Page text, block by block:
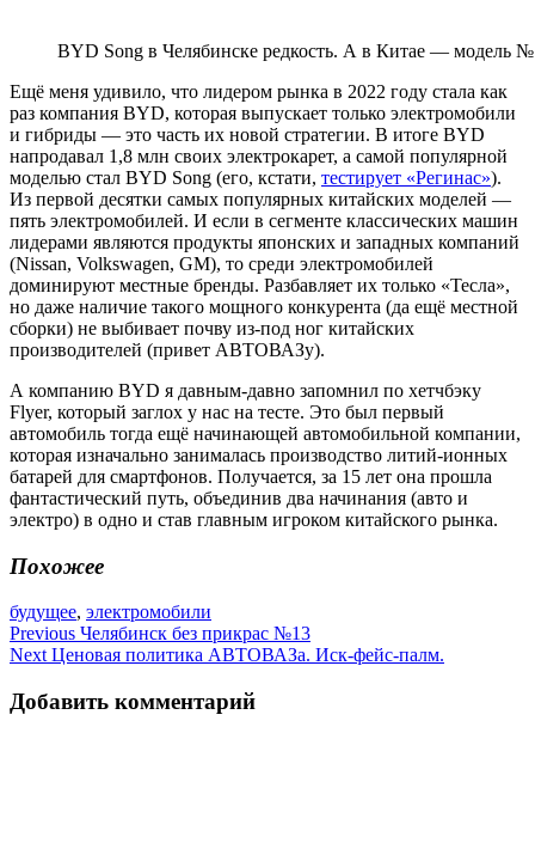
BYD Song в Челябинске редкость. А в Китае — модель
Ещё меня удивило, что лидером рынка в 2022 году стала как
раз компания BYD, которая выпускает только электромобили
и гибриды — это часть их новой стратегии. В итоге BYD
напродавал 1,8 млн своих электрокарет, а самой популярной
моделью стал BYD Song (его, кстати, тестирует «Регинас»).
Из первой десятки самых популярных китайских моделей —
пять электромобилей. И если в сегменте классических машин
лидерами являются продукты японских и западных компаний
(Nissan, Volkswagen, GM), то среди электромобилей
доминируют местные бренды. Разбавляет их только «Тесла»,
но даже наличие такого мощного конкурента (да ещё местной
сборки) не выбивает почву из-под ног китайских
производителей (привет АВТОВАЗу).
А компанию BYD я давным-давно запомнил по хетчбэку
Flyer, который заглох у нас на тесте. Это был первый
автомобиль тогда ещё начинающей автомобильной компании,
которая изначально занималась производство литий-ионных
батарей для смартфонов. Получается, за 15 лет она прошла
фантастический путь, объединив два начинания (авто и
электро) в одно и став главным игроком китайского рынка.
Похожее
будущее, электромобили
Навигация
по
записям
Previous Челябинск без прикрас №13
Next Ценовая политика АВТОВАЗа. Иск-фейс-палм.
Добавить комментарий